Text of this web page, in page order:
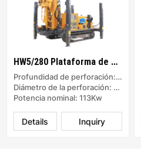
HW5/280 Plataforma de Perforación de Pozos de Agua de Orugas
Profundidad de perforación: 500m
Diámetro de la perforación: 400mm
Potencia nominal: 113Kw
Inquiry
Details